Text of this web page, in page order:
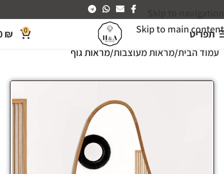
Skip to main content
תפריט 0
₪
עמוד הבית מראות מעוצבות מראות גוף